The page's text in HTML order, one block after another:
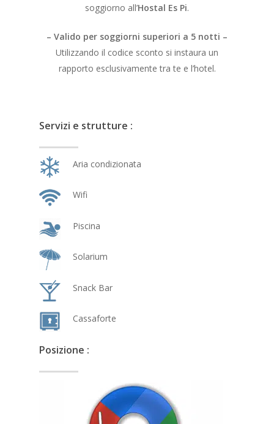
soggiorno all’Hostal Es Pi.
– Valido per soggiorni superiori a 5 notti –
Utilizzando il codice sconto si instaura un
rapporto esclusivamente tra te e l’hotel.
Servizi e strutture :
Aria condizionata
Wifi
Piscina
Solarium
Snack Bar
Cassaforte
Posizione :